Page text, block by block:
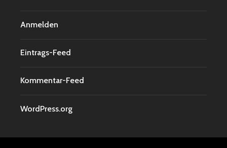
Anmelden
Eintrags-Feed
Kommentar-Feed
WordPress.org